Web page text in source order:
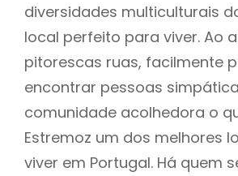
diversidades multiculturais
local perfeito para viver. Ao
pitorescas ruas, facilmente
encontrar pessoas
comunidade acolhedora o
Estremoz um dos melhores
viver em Portugal. Há quem